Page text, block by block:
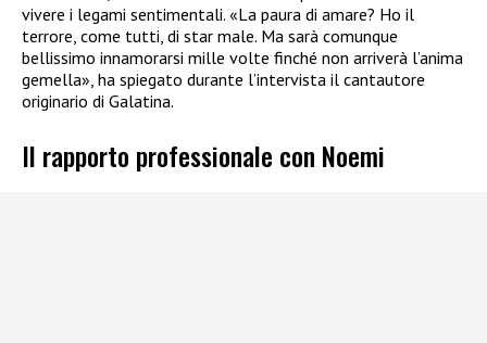
vivere i legami sentimentali. «La paura di amare? Ho il
terrore, come tutti, di star male. Ma sarà comunque
bellissimo innamorarsi mille volte finché non arriverà l’anima
gemella», ha spiegato durante l’intervista il cantautore
originario di Galatina.
Il rapporto professionale con Noemi